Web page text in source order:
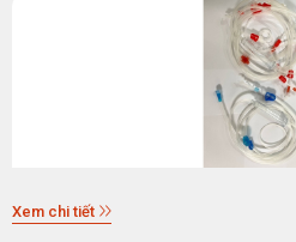
Xem chi tiết